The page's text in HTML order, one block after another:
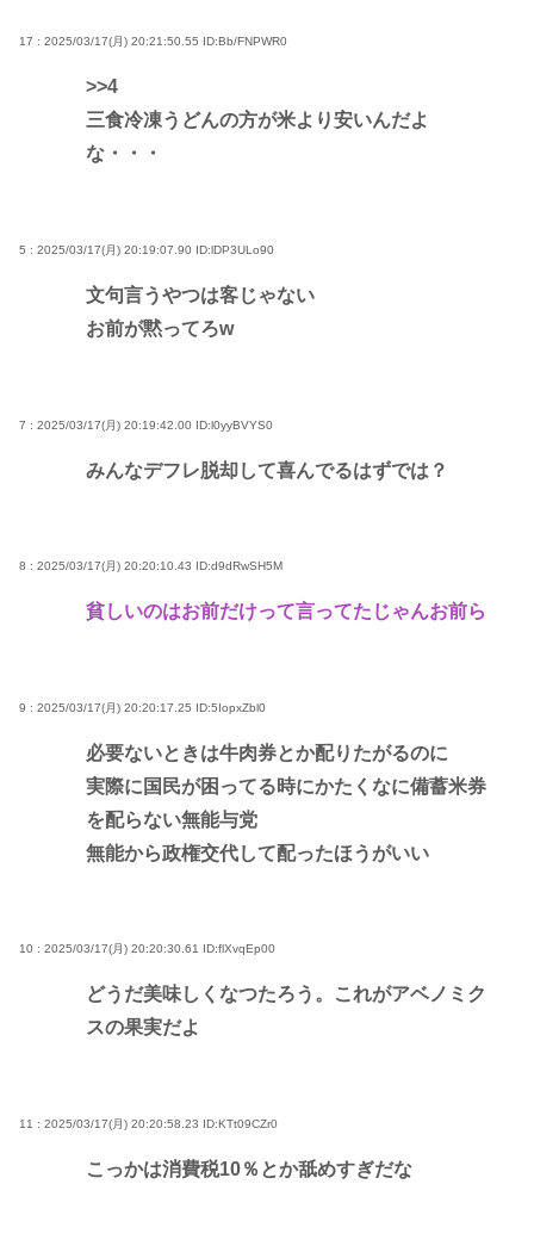
17 : 2025/03/17(月) 20:21:50.55 ID:Bb/FNPWR0
>>4
三食冷凍うどんの方が米より安いんだよ
な・・・
5 : 2025/03/17(月) 20:19:07.90 ID:lDP3ULo90
文句言うやつは客じゃない
お前が黙ってろw
7 : 2025/03/17(月) 20:19:42.00 ID:l0yyBVYS0
みんなデフレ脱却して喜んでるはずでは？
8 : 2025/03/17(月) 20:20:10.43 ID:d9dRwSH5M
貧しいのはお前だけって言ってたじゃんお前ら
9 : 2025/03/17(月) 20:20:17.25 ID:5IopxZbl0
必要ないときは牛肉券とか配りたがるのに
実際に国民が困ってる時にかたくなに備蓄米券
を配らない無能与党
無能から政権交代して配ったほうがいい
10 : 2025/03/17(月) 20:20:30.61 ID:flXvqEp00
どうだ美味しくなつたろう。これがアベノミク
スの果実だよ
11 : 2025/03/17(月) 20:20:58.23 ID:KTt09CZr0
こっかは消費税10％とか舐めすぎだな